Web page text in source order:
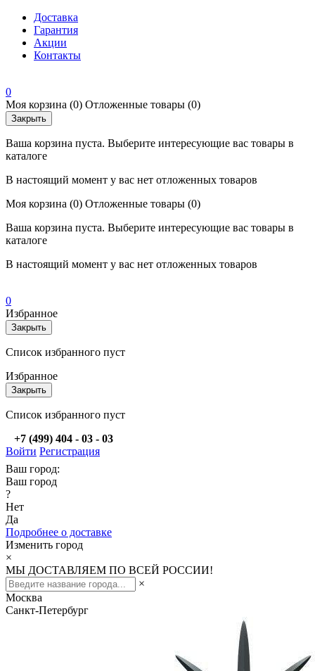
Доставка
Гарантия
Акции
Контакты
0
Моя корзина (0) Отложенные товары (0)
Закрыть
Ваша корзина пуста. Выберите интересующие вас товары в
каталоге
В настоящий момент у вас нет отложенных товаров
Моя корзина (0) Отложенные товары (0)
Ваша корзина пуста. Выберите интересующие вас товары в
каталоге
В настоящий момент у вас нет отложенных товаров
0
Избранное
Закрыть
Список избранного пуст
Избранное
Закрыть
Список избранного пуст
+7 (499) 404 - 03 - 03
Войти Регистрация
Ваш город:
Ваш город
?
Нет
Да
Подробнее о доставке
Изменить город
×
МЫ ДОСТАВЛЯЕМ ПО ВСЕЙ РОССИИ!
×
Москва
Санкт-Петербург